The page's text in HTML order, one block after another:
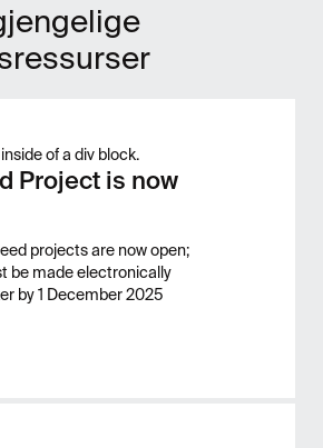
of a div block.
Project is now
projects are now open;
be made electronically
by 1 December 2025